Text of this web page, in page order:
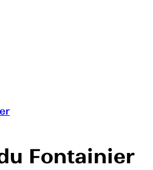
Fontainier